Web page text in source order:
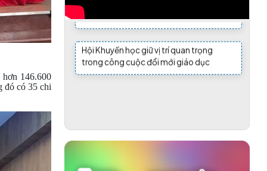
146.600
đó có 35 chi
(09/04/2026)
NHÀ GIÁO HÀ NGỌC ĐÀO SUỐT ĐỜI HY
SINH, CỐNG HIẾN VÀ TẬN TỤY VỚI SỰ
NGHIỆP ‘TRÔNG NGƯỜI” ĐÃ ĐI XA MÃI
trong công cuộc đổi mới giáo dục
Hội Khuyến học giữ vị trí quan trọng
trong công cuộc đổi mới giáo dục